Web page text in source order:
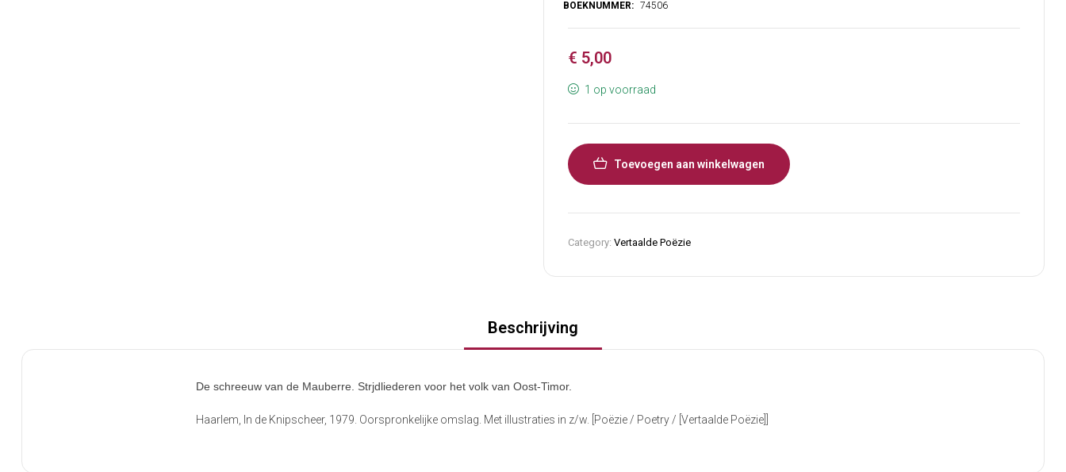
€ 5,00
1 op voorraad
Toevoegen aan winkelwagen
Category: Vertaalde Poëzie
Beschrijving
De schreeuw van de Mauberre. Strjdliederen voor het volk van Oost-Timor.
Haarlem, In de Knipscheer, 1979. Oorspronkelijke omslag. Met illustraties in z/w. [Poëzie / Poetry / [Vertaalde Poëzie]]